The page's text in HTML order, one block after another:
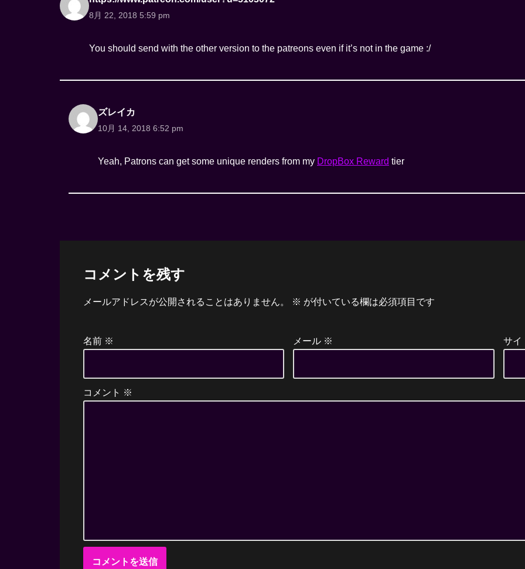
8月 22, 2018 5:59 pm
You should send with the other version to the patreons even if it’s not in the game :/
ズレイカ
10月 14, 2018 6:52 pm
Yeah, Patrons can get some unique renders from my DropBox Reward tier
コメントを残す
メールアドレスが公開されることはありません。 ※ が付いている欄は必須項目です
名前 ※ メール ※ サイ
コメント ※